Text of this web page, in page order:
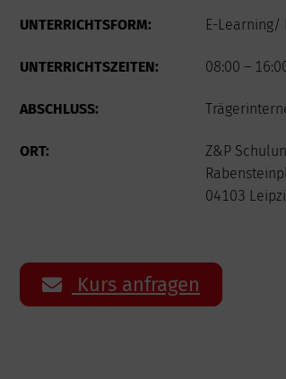
UNTERRICHTSFORM: E-
UNTERRICHTSZEITEN: 08:00 –
ABSCHLUSS:
ORT:
Z&P
04103
Kurs anfragen